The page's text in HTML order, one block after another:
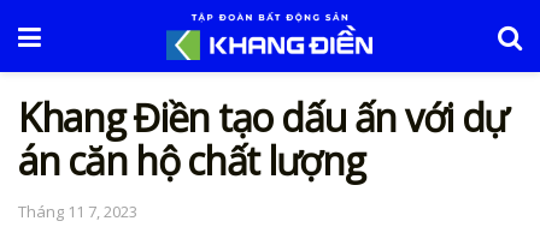
Khang Điền tạo dấu ấn với dự
án căn hộ chất lượng
Tháng 11 7, 2023